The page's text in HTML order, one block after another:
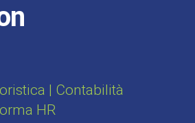
| Contabilità
HR